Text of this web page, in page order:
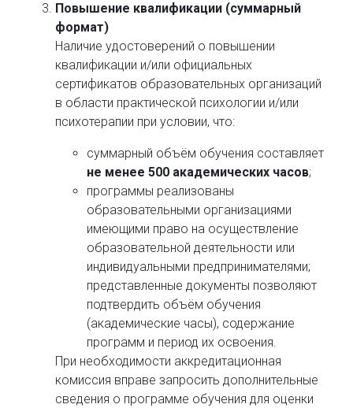
Повышение квалификации (суммарный
формат)
Наличие удостоверений о повышении
квалификации и/или официальных
сертификатов образовательных организаций
в области практической психологии и/или
психотерапии при условии, что:
суммарный объём обучения составляет
не менее 500 академических часов;
программы реализованы
образовательными организациями
имеющими право на осуществление
образовательной деятельности или
индивидуальными предпринимателями;
представленные документы позволяют
подтвердить объём обучения
(академические часы), содержание
программ и период их освоения.
При необходимости аккредитационная
комиссия вправе запросить дополнительные
сведения о программе обучения для оценки